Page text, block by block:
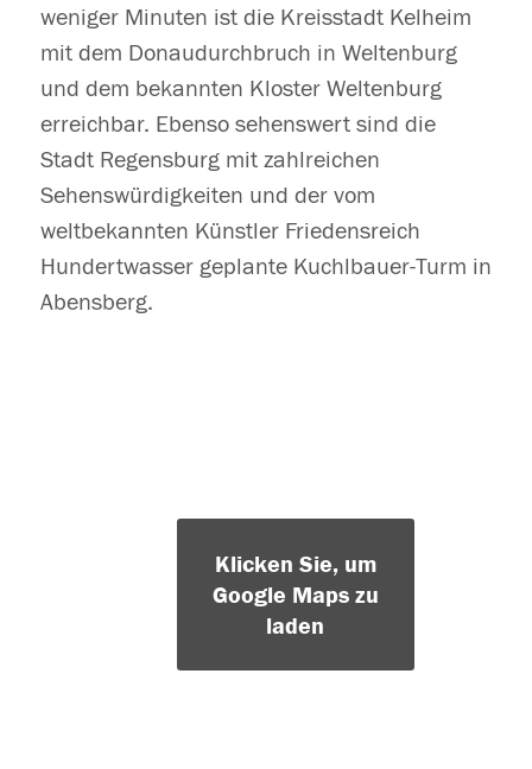
weniger Minuten ist die Kreisstadt Kelheim
mit dem Donaudurchbruch in Weltenburg
und dem bekannten Kloster Weltenburg
erreichbar. Ebenso sehenswert sind die
Stadt Regensburg mit zahlreichen
Sehenswürdigkeiten und der vom
weltbekannten Künstler Friedensreich
Hundertwasser geplante Kuchlbauer-Turm in
Abensberg.
Klicken Sie, um
Google Maps zu
laden